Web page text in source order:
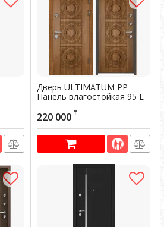
Дверь ULTIMATUM PP
Панель влагостойкая 95 L
КТ Дуб медовый, КВ-5
Артикул: 200593
220 000 ₸